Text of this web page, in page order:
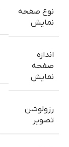
نوع صفحه
نمایش
اندازه
صفحه
نمایش
رزولوشن
تصویر